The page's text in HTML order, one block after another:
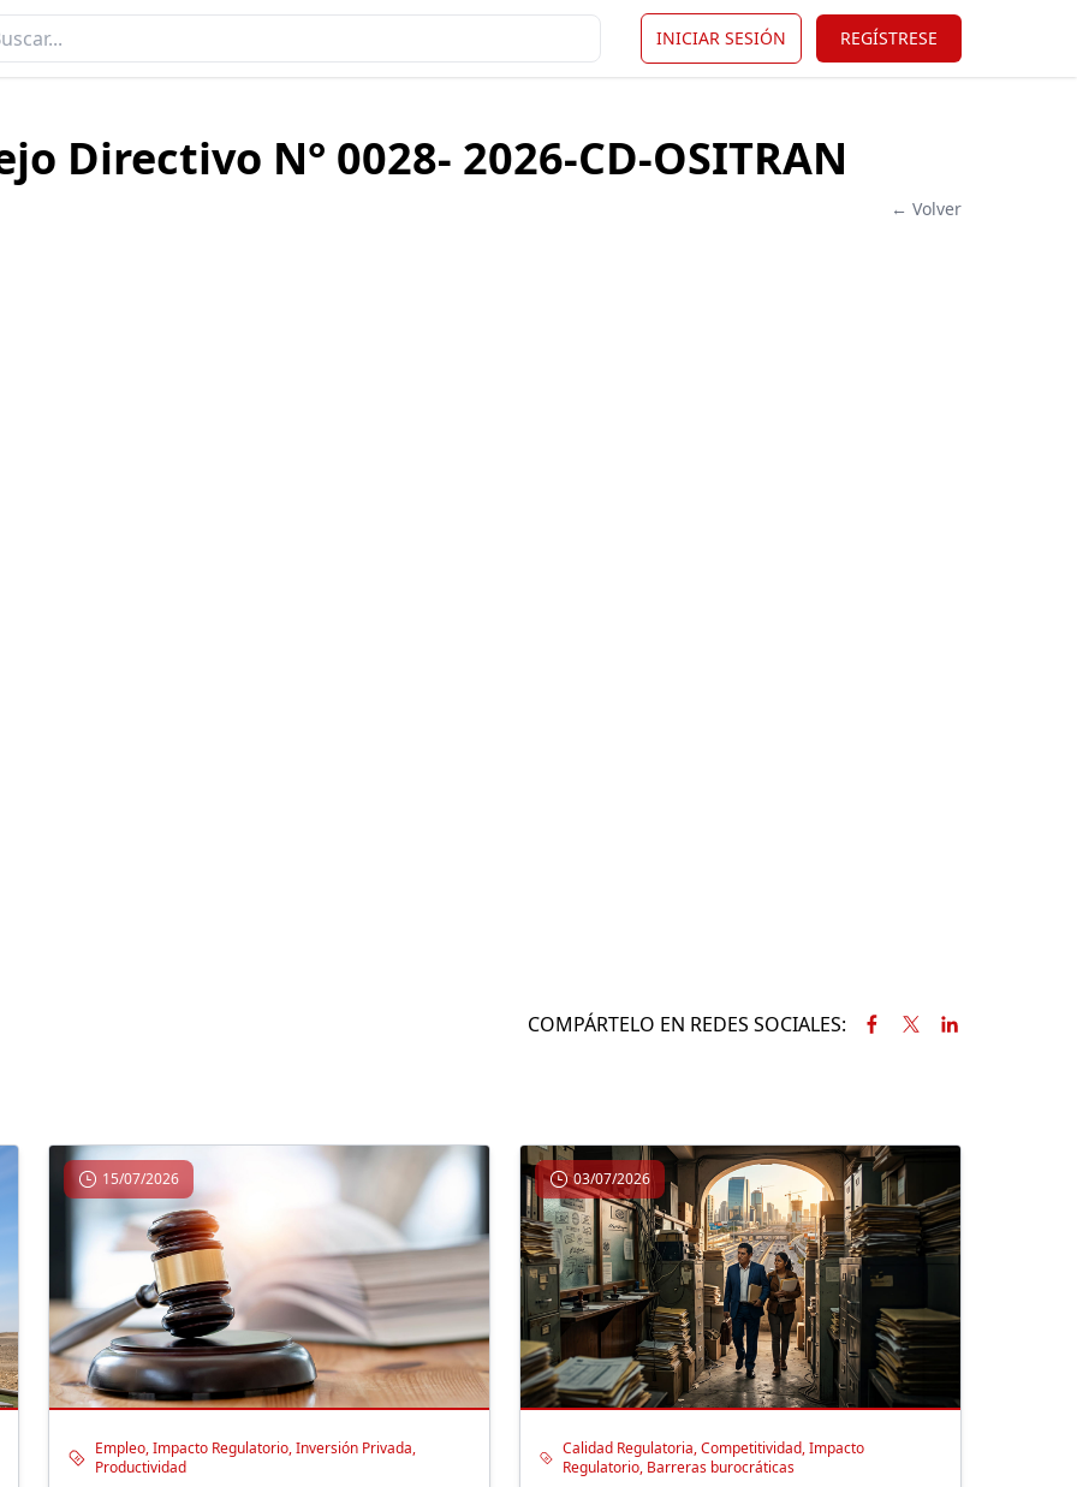
INICIAR SESIÓN REGÍSTRESE
Directivo N° 0028- 2026-CD-OSITRAN
← Volver
COMPÁRTELO EN REDES SOCIALES:
15/07/2026
Empleo, Impacto Regulatorio, Inversión Privada,
Productividad
03/07/2026
Calidad Regulatoria, Competitividad, Impacto
Regulatorio, Barreras burocráticas